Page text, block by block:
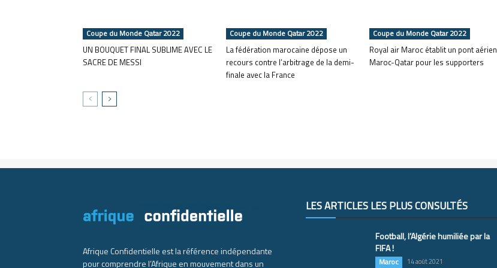
Coupe du Monde Qatar 2022
UN BOUQUET FINAL SUBLIME AVEC LE
SACRE DE MESSI
Coupe du Monde Qatar 2022
La fédération marocaine dépose un
recours contre l’arbitrage de la demi-
finale avec la France
Coupe du Monde Qatar 2022
Royal air Maroc établit un pont aérien
Maroc-Qatar pour les supporters
Afrique Confidentielle est la référence indépendante
pour comprendre l’Afrique en mouvement dans un
LES ARTICLES LES PLUS CONSULTÉS
Football, l’Algérie humiliée par la
FIFA !
Maroc 14 août 2021